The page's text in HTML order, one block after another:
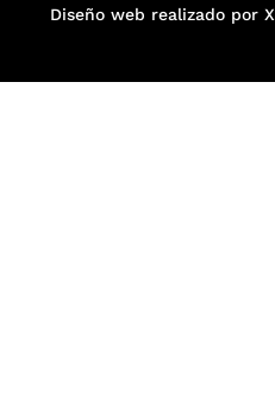
Diseño web realizado por